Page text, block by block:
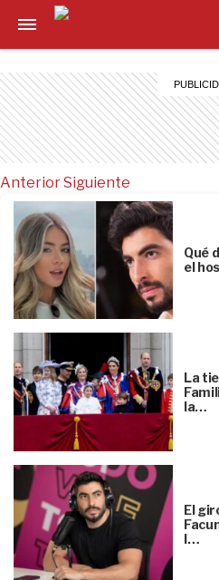
Anterior
Qué
el
La
la…
El
l…
Siguiente